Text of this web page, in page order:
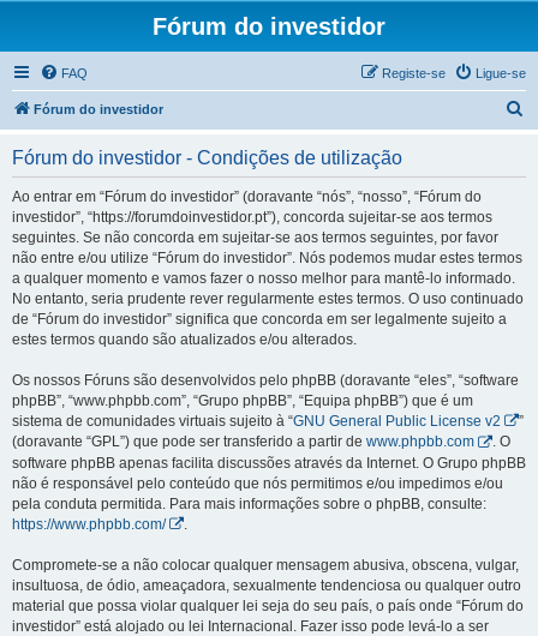
Fórum do investidor
FAQ Ligue-se
Registe-se
Fórum do investidor
Fórum do investidor - Condições de utilização
Ao entrar em “Fórum do investidor” (doravante “nós”, “nosso”, “Fórum do
investidor”, “https://forumdoinvestidor.pt”), concorda sujeitar-se aos termos
seguintes. Se não concorda em sujeitar-se aos termos seguintes, por favor
não entre e/ou utilize “Fórum do investidor”. Nós podemos mudar estes termos
a qualquer momento e vamos fazer o nosso melhor para mantê-lo informado.
No entanto, seria prudente rever regularmente estes termos. O uso continuado
de “Fórum do investidor” significa que concorda em ser legalmente sujeito a
estes termos quando são atualizados e/ou alterados.
Os nossos Fóruns são desenvolvidos pelo phpBB (doravante “eles”, “software
phpBB”, “www.phpbb.com”, “Grupo phpBB”, “Equipa phpBB”) que é um
sistema de comunidades virtuais sujeito à “GNU General Public License v2
”
(doravante “GPL”) que pode ser transferido a partir de www.phpbb.com
. O
software phpBB apenas facilita discussões através da Internet. O Grupo phpBB
não é responsável pelo conteúdo que nós permitimos e/ou impedimos e/ou
pela conduta permitida. Para mais informações sobre o phpBB, consulte:
https://www.phpbb.com/
Compromete-se a não colocar qualquer mensagem abusiva, obscena, vulgar,
insultuosa, de ódio, ameaçadora, sexualmente tendenciosa ou qualquer outro
material que possa violar qualquer lei seja do seu país, o país onde “Fórum do
investidor” está alojado ou lei Internacional. Fazer isso pode levá-lo a ser